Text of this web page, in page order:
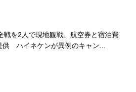
戦を2人で現地観戦、航空券と宿泊費
供 ハイネケンが異例のキャン...